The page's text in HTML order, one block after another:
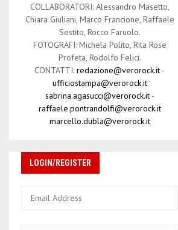
COLLABORATORI: Alessandro Masetto,
Chiara Giuliani, Marco Francione, Raffaele
Sestito, Rocco Faruolo.
FOTOGRAFI: Michela Polito, Rita Rose
Profeta, Rodolfo Felici.
CONTATTI: redazione@verorock.it -
ufficiostampa@verorock.it
sabrina.agasucci@verorock.it-
raffaele.pontrandolfi@verorock.it
marcello.dubla@verorock.it
LOGIN/REGISTER